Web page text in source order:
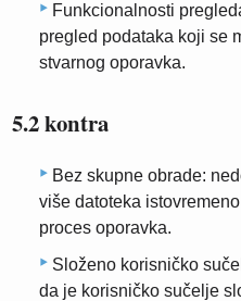
Funkcionalnosti
pregled podataka koji se
stvarnog oporavka.
5.2 kontra
Bez skupne obrade:
više datoteka
proces oporavka.
Složeno korisničko
da je korisničko sučelje